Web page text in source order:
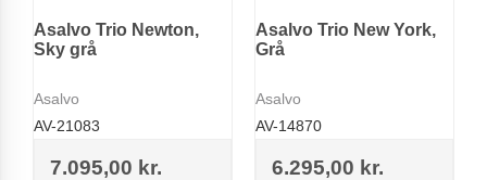
Asalvo Trio Newton,
Sky grå
Asalvo
AV-21083
7.095,00 kr.
Asalvo Trio New York,
Grå
Asalvo
AV-14870
6.295,00 kr.